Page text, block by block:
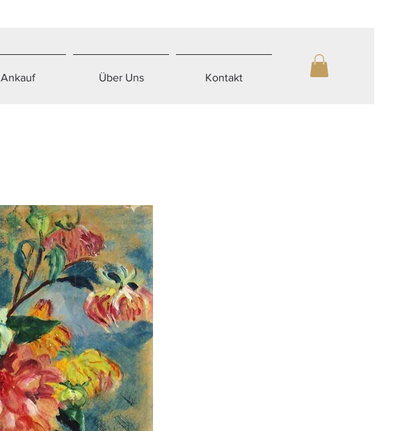
Ankauf Über Uns Kontakt